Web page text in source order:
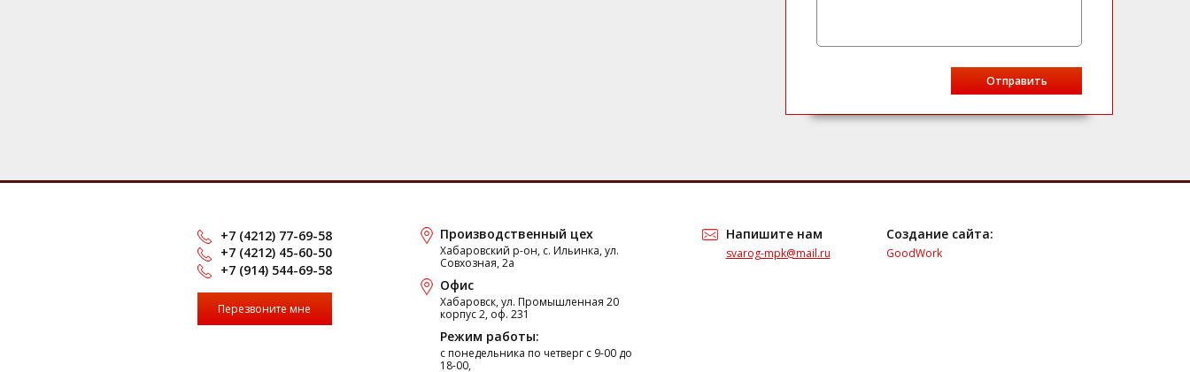
+7 (4212) 77-69-58
+7 (4212) 45-60-50
+7 (914) 544-69-58
Перезвоните мне
Производственный цех
Хабаровский р-он, с. Ильинка, ул.
Совхозная, 2а
Офис
Хабаровск, ул. Промышленная 20
корпус 2, оф. 231
Режим работы:
c понедельника по четверг с 9-00 до
18-00,
Напишите нам
svarog-mpk@mail.ru
Создание сайта:
GoodWork